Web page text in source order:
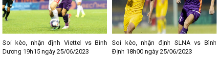
Soi kèo, nhận định Viettel vs Bình
Dương 19h15 ngày 25/06/2023
Soi kèo, nhận định SLNA vs Bình
Định 18h00 ngày 25/06/2023